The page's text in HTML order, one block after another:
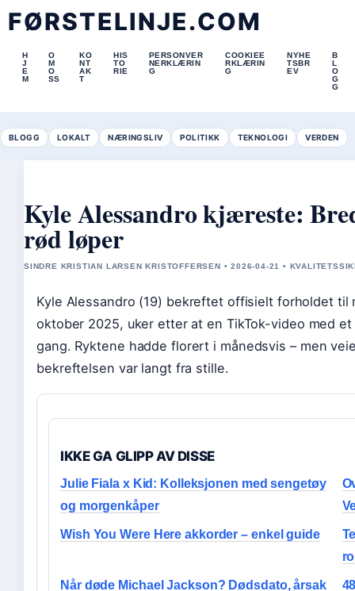
FØRSTELINJE.COM
H
J
E
M
O
M
O
SS
KO
NT
AK
T
HIS
TO
RIE
PERSONVER
NERKLÆRIN
G
COOKIEE
RKLÆRIN
G
NYHE
TSBR
EV
B
L
O
G
G
BLOGG LOKALT NÆRINGSLIV POLITIKK TEKNOLOGI VERDEN
Kyle Alessandro kjæreste:
rød løper
SINDRE KRISTIAN LARSEN KRISTOFFERSEN • 2026-04-21 •
Kyle Alessandro (19) bekreftet offisielt forholdet til
oktober 2025, uker etter at en TikTok-video med
gang. Ryktene hadde florert i månedsvis – men
bekreftelsen var langt fra stille.
IKKE GA GLIPP AV DISSE
Julie Fiala x Kid: Kolleksjonen med sengetøy
og morgenkåper
Wish You Were Here akkorder – enkel guide
Når døde Michael Jackson? Dødsdato, årsak